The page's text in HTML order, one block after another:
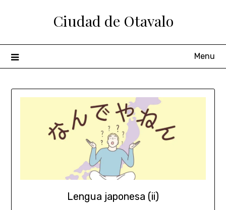
Ciudad de Otavalo
Menu
Lengua japonesa (ii)